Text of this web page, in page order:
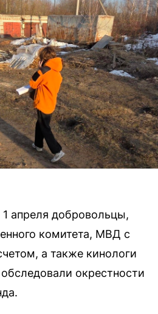
1 апреля добровольцы,
комитета, МВД с
а также кинологи
окрестности